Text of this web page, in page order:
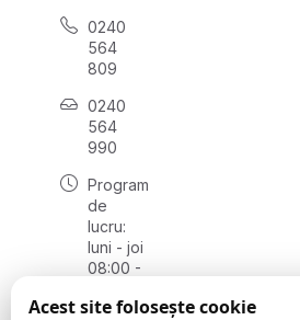
0240
564
809
0240
564
990
Program
de
lucru:
luni - joi
08:00 -
vineri
Acest site folosește cookie